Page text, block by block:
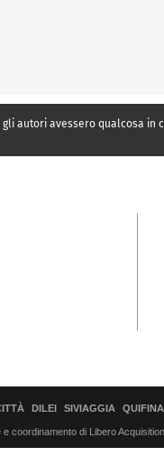
autori avessero qualcosa
DILEI SIVIAGGIA
e coordinamento di Libero Acquisition